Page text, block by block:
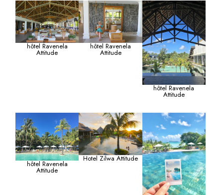
hôtel Ravenela
Attitude
hôtel Ravenela
Attitude
hôtel Ravenela
Attitude
hôtel Ravenela
Attitude
Hotel Zilwa Attitude